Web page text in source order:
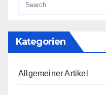
Kategorien
Allgemeiner Artikel